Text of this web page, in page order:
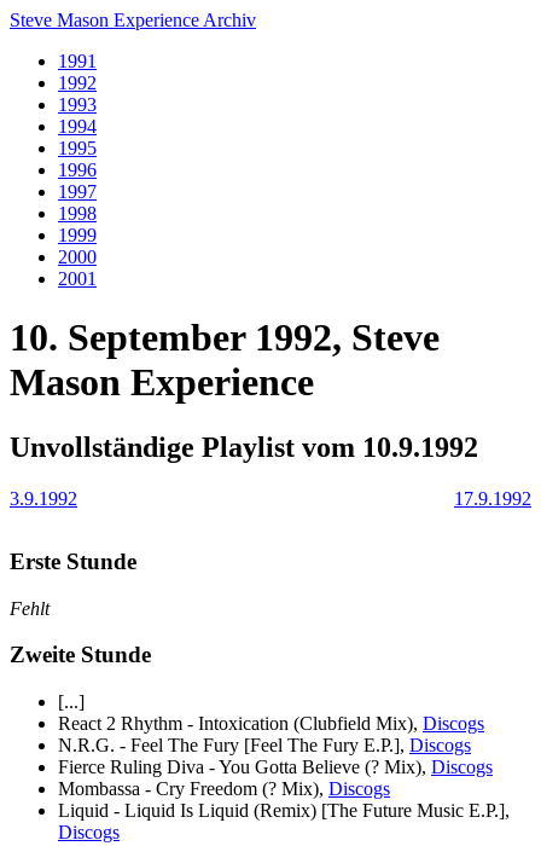
Steve Mason Experience Archiv
1991
1992
1993
1994
1995
1996
1997
1998
1999
2000
2001
10. September 1992, Steve
Mason Experience
Unvollständige Playlist vom 10.9.1992
3.9.1992 17.9.1992
Erste Stunde
Fehlt
Zweite Stunde
[...]
React 2 Rhythm - Intoxication (Clubfield Mix), Discogs
N.R.G. - Feel The Fury [Feel The Fury E.P.], Discogs
Fierce Ruling Diva - You Gotta Believe (? Mix), Discogs
Mombassa - Cry Freedom (? Mix), Discogs
Liquid - Liquid Is Liquid (Remix) [The Future Music E.P.],
Discogs